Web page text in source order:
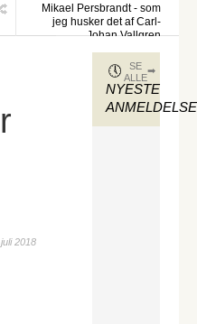
Mikael Persbrandt - som
jeg husker det af Carl-
Johan Vallgren
2018
NYESTE
SE
ALLE